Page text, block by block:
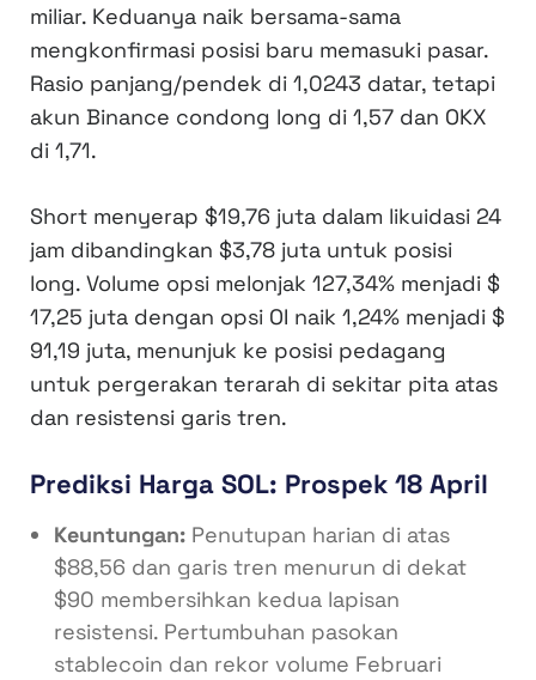
miliar. Keduanya naik bersama-sama
mengkonfirmasi posisi baru memasuki pasar.
Rasio panjang/pendek di 1,0243 datar, tetapi
akun Binance condong long di 1,57 dan OKX
di 1,71.
Short menyerap $19,76 juta dalam likuidasi 24
jam dibandingkan $3,78 juta untuk posisi
long. Volume opsi melonjak 127,34% menjadi $
17,25 juta dengan opsi OI naik 1,24% menjadi $
91,19 juta, menunjuk ke posisi pedagang
untuk pergerakan terarah di sekitar pita atas
dan resistensi garis tren.
Prediksi Harga SOL: Prospek 18 April
Keuntungan: Penutupan harian di atas
$88,56 dan garis tren menurun di dekat
$90 membersihkan kedua lapisan
resistensi. Pertumbuhan pasokan
stablecoin dan rekor volume Februari